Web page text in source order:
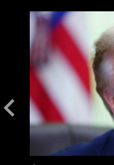
Thế giới
Quan sát
Cuộc sống đó đây
Hồ sơ